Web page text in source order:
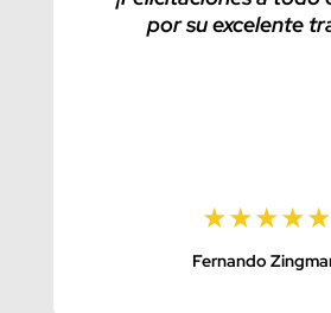
por su excelente
Fernando